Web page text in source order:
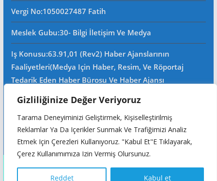
Gizliliğinize Değer Veriyoruz
Tarama Deneyiminizi Geliştirmek, Kişiselleştirilmiş
Reklamlar Ya Da Içerikler Sunmak Ve Trafiğimizi Analiz
Etmek Için Çerezleri Kullanıyoruz. "Kabul Et"e Tıklayarak,
Çerez Kullanımımıza Izin Vermiş Olursunuz.
Reddet Kabul et
Vergi No:1050027487 Fatih
Meslek Gubu:30- Bilgi İletişim Ve Medya
Iş Konusu:63.91,01 (Rev2) Haber Ajanslarının
Faaliyetleri(Medya Için Haber, Resim, Ve Röportaj
Tedarik Eden Haber Bürosu Ve Haber Ajansı
Filimcilik, Yayıncılık, Prodöktörlük, Reklamcılık Işleri Ile
Ana Sözleşmede Yazılı Olan Diğer Işleri Yapar.
Mersis No: 0105002748700015